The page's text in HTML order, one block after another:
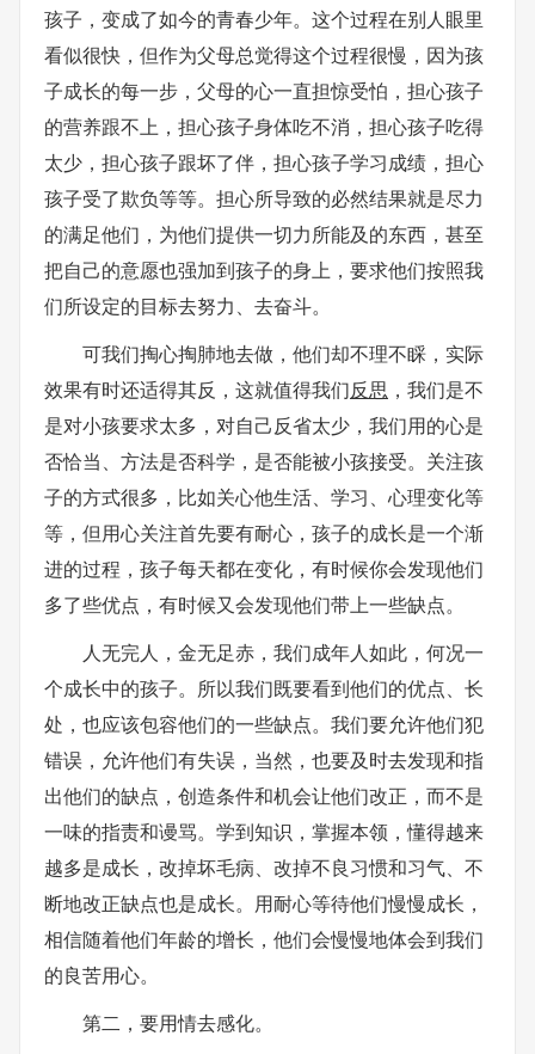
孩子，变成了如今的青春少年。这个过程在别人眼里
看似很快，但作为父母总觉得这个过程很慢，因为孩
子成长的每一步，父母的心一直担惊受怕，担心孩子
的营养跟不上，担心孩子身体吃不消，担心孩子吃得
太少，担心孩子跟坏了伴，担心孩子学习成绩，担心
孩子受了欺负等等。担心所导致的必然结果就是尽力
的满足他们，为他们提供一切力所能及的东西，甚至
把自己的意愿也强加到孩子的身上，要求他们按照我
们所设定的目标去努力、去奋斗。
可我们掏心掏肺地去做，他们却不理不睬，实际
效果有时还适得其反，这就值得我们反思 ，我们是不
是对小孩要求太多，对自己反省太少，我们用的心是
否恰当、方法是否科学，是否能被小孩接受。关注孩
子的方式很多，比如关心他生活、学习、心理变化等
等，但用心关注首先要有耐心，孩子的成长是一个渐
进的过程，孩子每天都在变化，有时候你会发现他们
多了些优点，有时候又会发现他们带上一些缺点。
人无完人，金无足赤，我们成年人如此，何况一
个成长中的孩子。所以我们既要看到他们的优点、长
处，也应该包容他们的一些缺点。我们要允许他们犯
错误，允许他们有失误，当然，也要及时去发现和指
出他们的缺点，创造条件和机会让他们改正，而不是
一味的指责和谩骂。学到知识，掌握本领，懂得越来
越多是成长，改掉坏毛病、改掉不良习惯和习气、不
断地改正缺点也是成长。用耐心等待他们慢慢成长，
相信随着他们年龄的增长，他们会慢慢地体会到我们
的良苦用心。
第二，要用情去感化。